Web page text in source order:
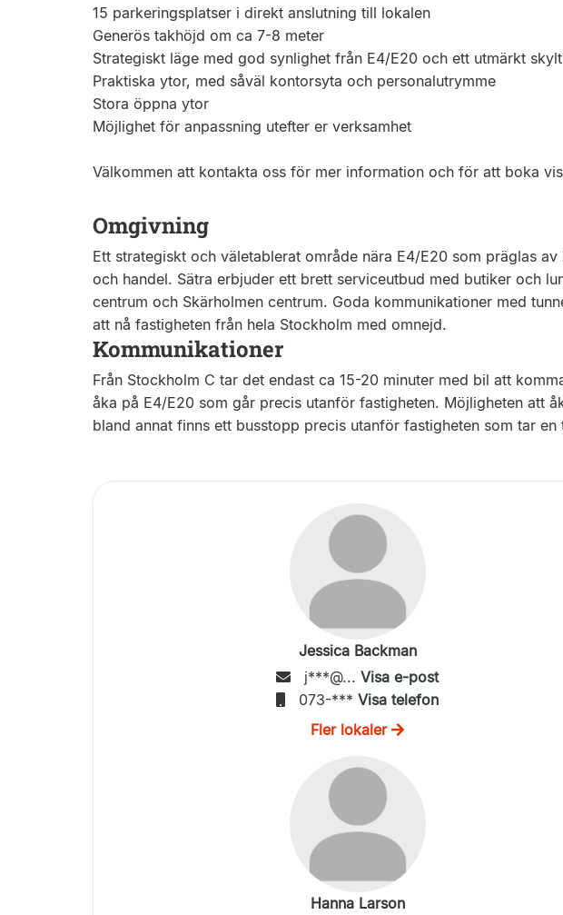
15 parkeringsplatser i direkt anslutning till lokalen
Generös takhöjd om ca 7-8 meter
Strategiskt läge med god synlighet från E4/E20 och ett utmärkt
Praktiska ytor, med såväl kontorsyta och personalutrymme
Stora öppna ytor
Möjlighet för anpassning utefter er verksamhet
Välkommen att kontakta oss för mer information och för att boka
Omgivning
Ett strategiskt och väletablerat område nära E4/E20 som präglas
och handel. Sätra erbjuder ett brett serviceutbud med butiker och
centrum och Skärholmen centrum. Goda kommunikationer med
att nå fastigheten från hela Stockholm med omnejd.
Kommunikationer
Från Stockholm C tar det endast ca 15-20 minuter med bil att
åka på E4/E20 som går precis utanför fastigheten. Möjligheten att
bland annat finns ett busstopp precis utanför fastigheten som tar en
Jessica Backman
j***@... Visa e-post
073-*** Visa telefon
Fler lokaler
Hanna Larson